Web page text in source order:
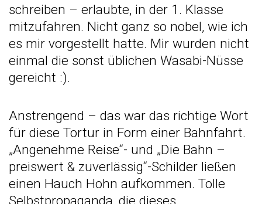
schreiben – erlaubte, in der 1. Klasse
mitzufahren. Nicht ganz so nobel, wie ich
es mir vorgestellt hatte. Mir wurden nicht
einmal die sonst üblichen Wasabi-Nüsse
gereicht :).
Anstrengend – das war das richtige Wort
für diese Tortur in Form einer Bahnfahrt.
„Angenehme Reise“- und „Die Bahn –
preiswert & zuverlässig“-Schilder ließen
einen Hauch Hohn aufkommen. Tolle